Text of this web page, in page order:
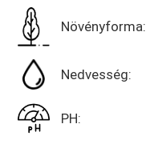
Növényforma:
Nedvesség:
PH: